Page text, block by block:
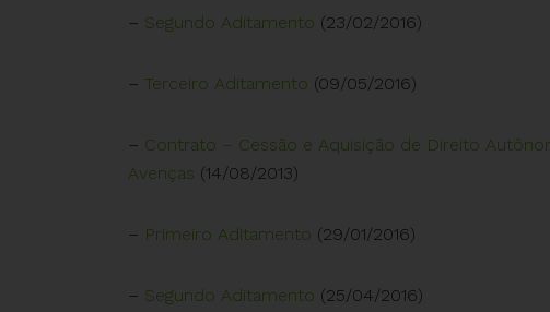
– Segundo Aditamento (23/02/2016)
– Terceiro Aditamento (09/05/2016)
– Contrato – Cessão e Aquisição de Direito
Avenças (14/08/2013)
– Primeiro Aditamento (29/01/2016)
– Segundo Aditamento (25/04/2016)